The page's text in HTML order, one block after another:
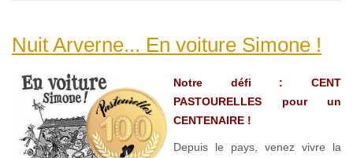
Nuit Arverne... En voiture Simone !
Notre défi : CENT
PASTOURELLES pour un
CENTENAIRE !
Depuis le pays, venez vivre la